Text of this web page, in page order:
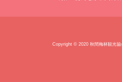
Copyright © 2020 秋間梅林観光